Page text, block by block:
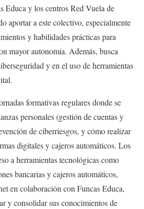
Educa y los centros Red Vuela de
aportar a este colectivo, especialmente
y habilidades prácticas para
mayor autonomía. Además, busca
y en el uso de herramientas
formativas regulares donde se
personales (gestión de cuentas y
de ciberriesgos, y cómo realizar
digitales y cajeros automáticos. Los
a herramientas tecnológicas como
bancarias y cajeros automáticos,
en colaboración con Funcas Educa,
y consolidar sus conocimientos de